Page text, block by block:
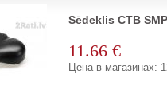
Sēdeklis CTB
11.66 €
Цена в магазинах: